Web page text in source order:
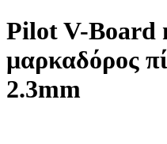
Pilot V-Board
μαρκαδόρος
2.3mm